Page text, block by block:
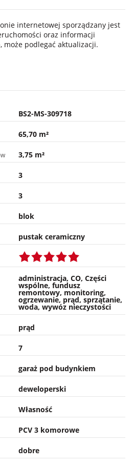
internetowej sporządzany jest
oraz informacji
może podlegać aktualizacji.
BS2-MS-309718
65,70 m²
3,75 m²
3
3
blok
pustak ceramiczny
administracja, CO, Części
wspólne, fundusz
remontowy, monitoring,
ogrzewanie, prąd, sprzątanie,
woda, wywóz nieczystości
prąd
7
garaż pod budynkiem
deweloperski
Własność
PCV 3 komorowe
dobre